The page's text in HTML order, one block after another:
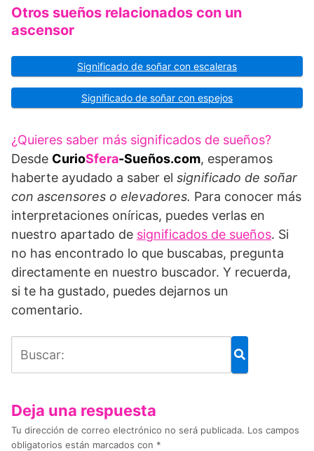
Otros sueños relacionados con un
ascensor
Significado de soñar con escaleras
Significado de soñar con espejos
¿Quieres saber más significados de sueños?
Desde CurioSfera-Sueños.com, esperamos
haberte ayudado a saber el significado de soñar
con ascensores o elevadores. Para conocer más
interpretaciones oníricas, puedes verlas en
nuestro apartado de significados de sueños. Si
no has encontrado lo que buscabas, pregunta
directamente en nuestro buscador. Y recuerda,
si te ha gustado, puedes dejarnos un
comentario.
Deja una respuesta
Tu dirección de correo electrónico no será publicada. Los campos
obligatorios están marcados con *